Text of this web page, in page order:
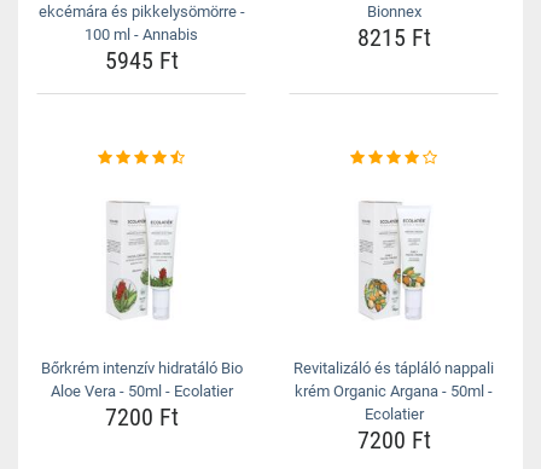
ekcémára és pikkelysömörre -
100 ml - Annabis
5945 Ft
Bionnex
8215 Ft
Bőrkrém intenzív hidratáló Bio
Aloe Vera - 50ml - Ecolatier
7200 Ft
Revitalizáló és tápláló nappali
krém Organic Argana - 50ml -
Ecolatier
7200 Ft